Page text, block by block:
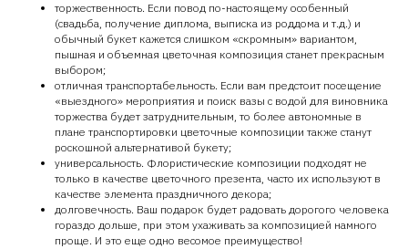
торжественность. Если повод по-настоящему особенный
(свадьба, получение диплома, выписка из роддома и т.д.) и
обычный букет кажется слишком «скромным» вариантом,
пышная и объемная цветочная композиция станет прекрасным
выбором;
отличная транспортабельность. Если вам предстоит посещение
«выездного» мероприятия и поиск вазы с водой для виновника
торжества будет затруднительным, то более автономные в
плане транспортировки цветочные композиции также станут
роскошной альтернативой букету;
универсальность. Флористические композиции подходят не
только в качестве цветочного презента, часто их используют в
качестве элемента праздничного декора;
долговечность. Ваш подарок будет радовать дорогого человека
гораздо дольше, при этом ухаживать за композицией намного
проще. И это еще одно весомое преимущество!